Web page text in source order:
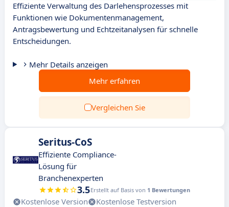
Effiziente Verwaltung des Darlehensprozesses mit
Funktionen wie Dokumentenmanagement,
Antragsbewertung und Echtzeitanalysen für schnelle
Entscheidungen.
Mehr Details anzeigen
Mehr erfahren
Vergleichen Sie
Seritus-CoS
Effiziente Compliance-
Lösung für
Branchenexperten
3.5Erstellt auf Basis von 1 Bewertungen
Kostenlose Version
Kostenlose Testversion